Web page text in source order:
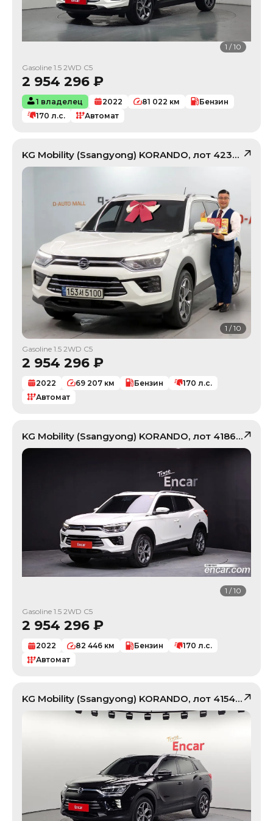
1 /10
Gasoline 1.5 2WD C5
2 954 296 ₽
1 владелец 2022 81 022 км
Бензин
170 л.с. Автомат
KG Mobility (Ssangyong) KORANDO, лот 42376136
1 /10
Gasoline 1.5 2WD C5
2 954 296 ₽
2022 69 207 км Бензин 170 л.с.
Автомат
KG Mobility (Ssangyong) KORANDO, лот 41865136
1 /10
Gasoline 1.5 2WD C5
2 954 296 ₽
2022 82 446 км Бензин 170 л.с.
Автомат
KG Mobility (Ssangyong) KORANDO, лот 41549100